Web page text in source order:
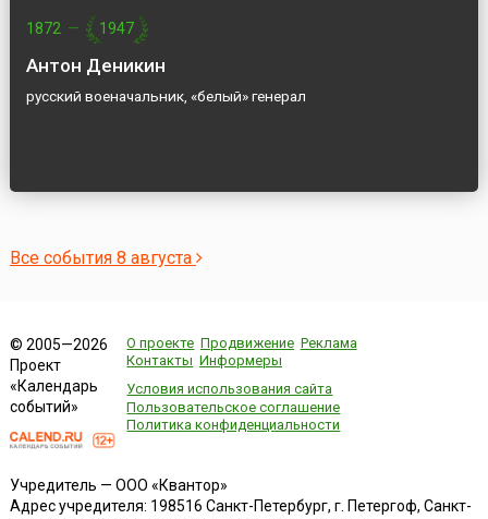
1872 — 1947
Антон Деникин
русский военачальник, «белый» генерал
Все события 8 августа
© 2005—2026
Проект
«Календарь
событий»
О проекте Продвижение Реклама
Контакты Информеры
Условия использования сайта
Пользовательское соглашение
Политика конфиденциальности
Учредитель — ООО «Квантор»
Адрес учредителя: 198516 Санкт-Петербург, г. Петергоф, Санкт-